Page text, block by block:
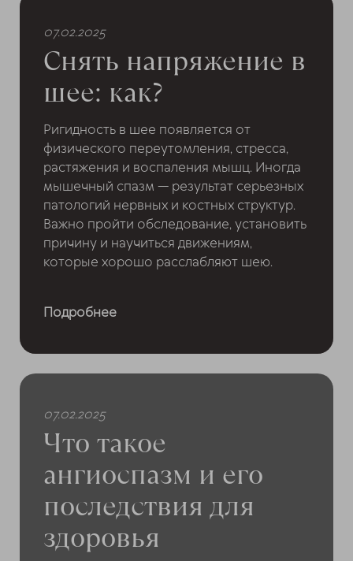
07.02.2025
Снять напряжение в
шее: как?
Ригидность в шее появляется от
физического переутомления, стресса,
растяжения и воспаления мышц. Иногда
мышечный спазм — результат серьезных
патологий нервных и костных структур.
Важно пройти обследование, установить
причину и научиться движениям,
которые хорошо расслабляют шею.
Подробнее
07.02.2025
Что такое
ангиоспазм и его
последствия для
здоровья